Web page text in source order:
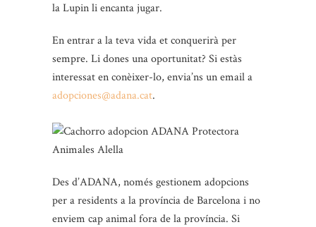
la Lupin li encanta jugar.
En entrar a la teva vida et conquerirà per
sempre. Li dones una oportunitat? Si estàs
interessat en conèixer-lo, envia’ns un email a
adopciones@adana.cat.
Des d’ADANA, només gestionem adopcions
per a residents a la província de Barcelona i no
enviem cap animal fora de la província. Si